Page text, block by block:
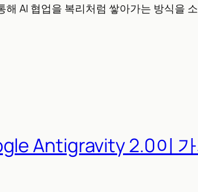
AI 협업을 복리처럼 쌓아가는 방식을
Antigravity 2.0이